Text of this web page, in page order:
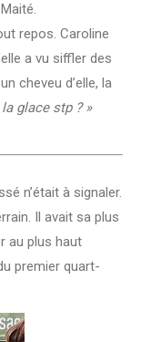
repos. Caroline
a vu siffler des
cheveu d’elle, la
la glace stp ? »
n’était à signaler.
Il avait sa plus
au plus haut
premier quart-